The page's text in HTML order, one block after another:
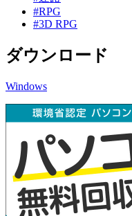
#RPG
#3D RPG
ダウンロード
Windows